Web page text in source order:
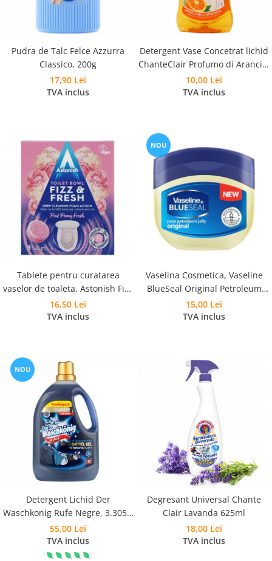
Pudra de Talc Felce Azzurra
Classico, 200g
17,90 Lei
TVA inclus
Detergent Vase Concetrat lichid
ChanteClair Profumo di Arancia,
500ml
10,00 Lei
TVA inclus
Tablete pentru curatarea
vaselor de toaleta, Astonish Fizz
and Fresh Pink Peony Fresh 8
buc
16,50 Lei
TVA inclus
NOU
Vaselina Cosmetica, Vaseline
BlueSeal Original Petroleum
Jelly 100ml
15,00 Lei
TVA inclus
NOU
Detergent Lichid Der
Waschkonig Rufe Negre, 3.305L,
110 Spalari
55,00 Lei
TVA inclus
Degresant Universal Chante
Clair Lavanda 625ml
18,00 Lei
TVA inclus